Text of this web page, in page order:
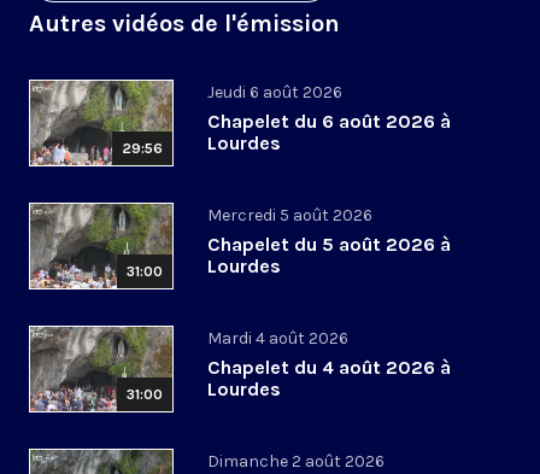
Autres vidéos de l'émission
29:56
Jeudi 6 août 2026
Chapelet du 6 août 2026 à
Lourdes
31:00
Mercredi 5 août 2026
Chapelet du 5 août 2026 à
Lourdes
31:00
Mardi 4 août 2026
Chapelet du 4 août 2026 à
Lourdes
Dimanche 2 août 2026